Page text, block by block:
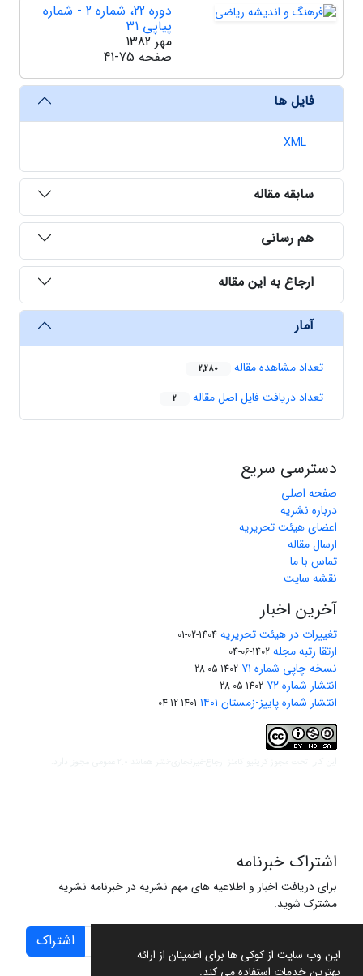
این وب سایت از کوکی ها برای اطمینان از ارائه
بهترین خدمات استفاده می کند.
دوره 22، شماره 2 - شماره
پیاپی 31
مهر 1382
صفحه 41-75
فایل ها
XML
سابقه مقاله
هم رسانی
ارجاع به این مقاله
آمار
تعداد مشاهده مقاله 2,280
تعداد دریافت فایل اصل مقاله 2
دسترسی سریع
صفحه اصلی
درباره نشریه
اعضای هیئت تحریریه
ارسال مقاله
تماس با ما
نقشه سایت
آخرین اخبار
تغییرات در هیئت تحریریه 1404-02-01
ارتقا رتبه مجله 1402-06-04
نسخه چاپی شماره ۷۱ 1402-05-28
انتشار شماره ۷۲ 1402-05-28
انتشار شماره پاییز-زمستان ۱۴۰۱ 1401-12-04
اشتراک خبرنامه
برای دریافت اخبار و اطلاعیه های مهم نشریه در خبرنامه نشریه
مشترک شوید.
اشتراک